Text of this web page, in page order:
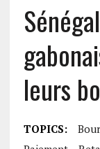
leurs
TOPICS: